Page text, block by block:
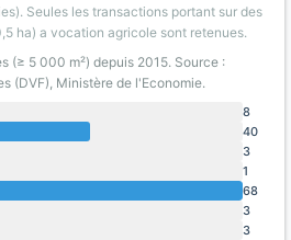
Seules les transactions portant sur des
ha) a vocation agricole sont retenues.
(≥ 5 000 m²) depuis 2015. Source :
(DVF), Ministère de l'Economie.
8
40
3
1
68
3
3